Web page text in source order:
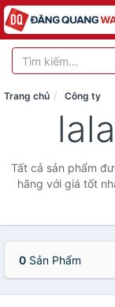
Trang chủ Công ty
Tất cả sản phẩm
hãng với giá tốt
0 Sản Phẩm